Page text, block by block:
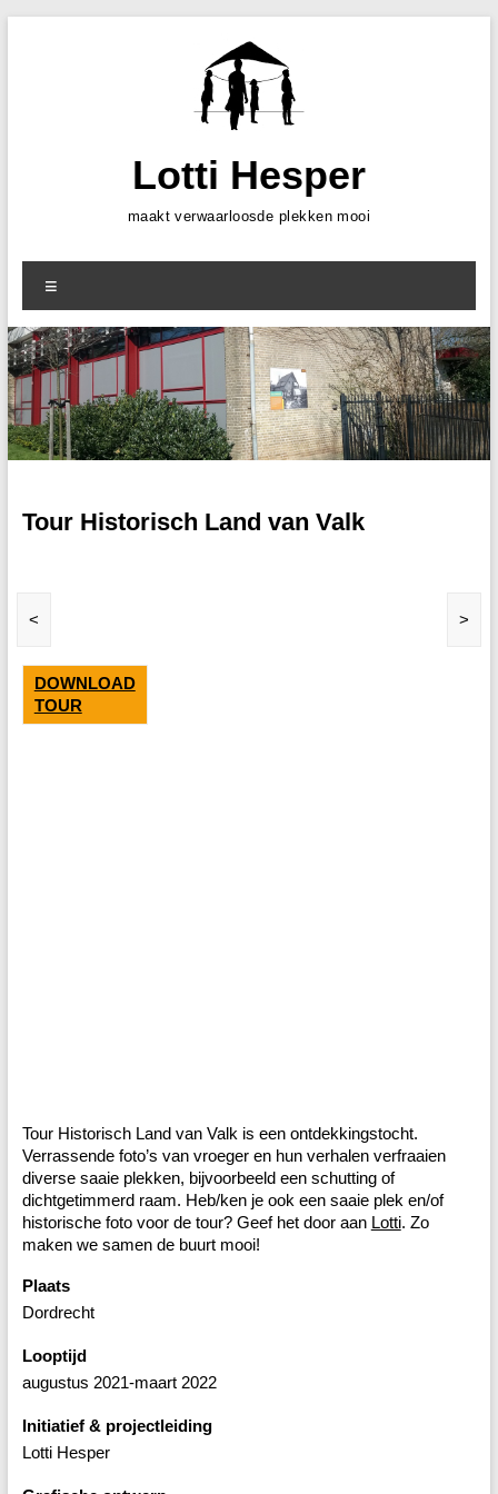
Lotti Hesper
maakt verwaarloosde plekken mooi
Tour Historisch Land van Valk
< >
DOWNLOAD
TOUR
Tour Historisch Land van Valk is een ontdekkingstocht.
Verrassende foto’s van vroeger en hun verhalen verfraaien
diverse saaie plekken, bijvoorbeeld een schutting of
dichtgetimmerd raam. Heb/ken je ook een saaie plek en/of
historische foto voor de tour? Geef het door aan Lotti. Zo
maken we samen de buurt mooi!
Plaats
Dordrecht
Looptijd
augustus 2021-maart 2022
Initiatief & projectleiding
Lotti Hesper